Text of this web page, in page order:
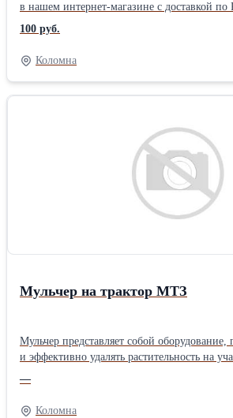
в нашем интернет-магазине с доставкой по
СНГ.</p>,<p>Наша компания, помимо
инструментов, готова предложить
установке приобретенного продукта под
возможна, как на территории заказчика,
сервисном цехе.</p>,<p>Подробную
части сайта и в разделе 'Контакты'.</p>
работает на рынке железнодорожной
направление фирмы – комплексная
оборудования, а также капитальный ремонт
тепловозов серии ТГМ, ТЭМ. ООО «ПП
возможность проводить ремонт тепловозов
100 руб.
Коломна
Мульчер на трактор МТЗ
Мульчер представляет собой
и эффективно удалять растительность на
мощности, может монтироваться как
—
Коломна